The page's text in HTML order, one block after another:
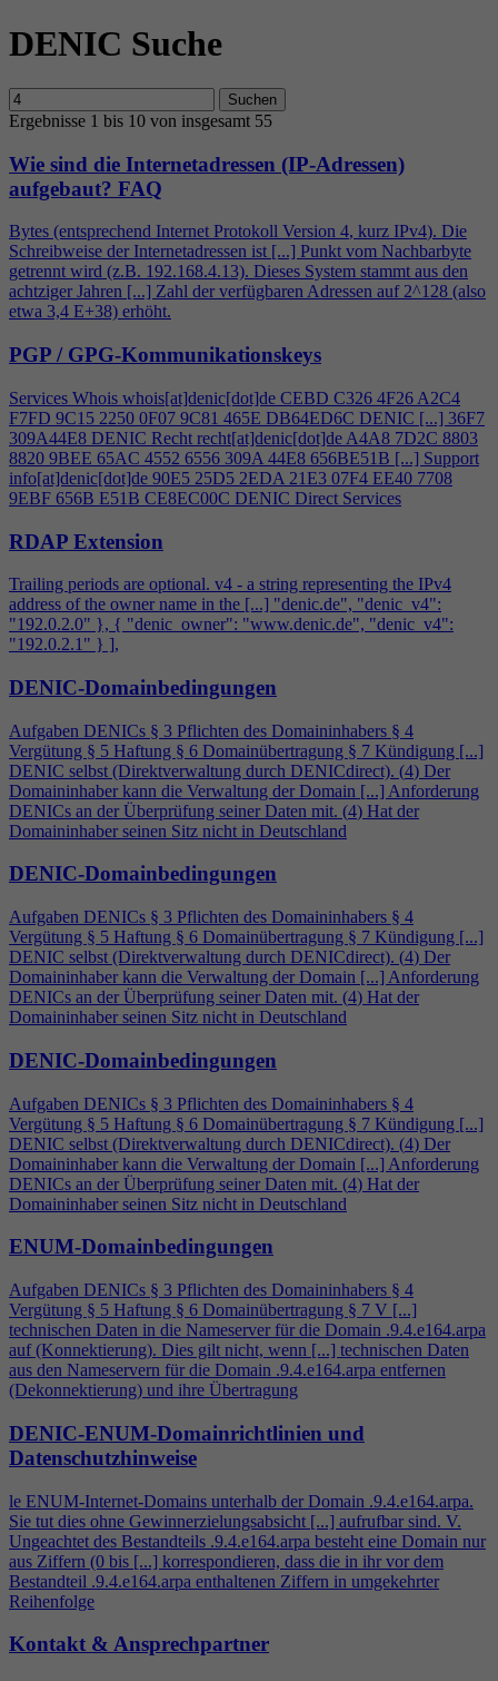
DENIC Suche
Suchen
Ergebnisse 1 bis 10 von insgesamt 55
Wie sind die Internetadressen (IP-Adressen)
aufgebaut? FAQ
Bytes (entsprechend Internet Protokoll Version 4, kurz IPv4). Die
Schreibweise der Internetadressen ist [...] Punkt vom Nachbarbyte
getrennt wird (z.B. 192.168.4.13). Dieses System stammt aus den
achtziger Jahren [...] Zahl der verfügbaren Adressen auf 2^128 (also
etwa 3,4 E+38) erhöht.
PGP / GPG-Kommunikationskeys
Services Whois whois[at]denic[dot]de CEBD C326 4F26 A2C4
F7FD 9C15 2250 0F07 9C81 465E DB64ED6C DENIC [...] 36F7
309A44E8 DENIC Recht recht[at]denic[dot]de A4A8 7D2C 8803
8820 9BEE 65AC 4552 6556 309A 44E8 656BE51B [...] Support
info[at]denic[dot]de 90E5 25D5 2EDA 21E3 07F4 EE40 7708
9EBF 656B E51B CE8EC00C DENIC Direct Services
RDAP Extension
Trailing periods are optional. v4 - a string representing the IPv4
address of the owner name in the [...] "denic.de", "denic_v4":
"192.0.2.0" }, { "denic_owner": "www.denic.de", "denic_v4":
"192.0.2.1" } ],
DENIC-Domainbedingungen
Aufgaben DENICs § 3 Pflichten des Domaininhabers § 4
Vergütung § 5 Haftung § 6 Domainübertragung § 7 Kündigung [...]
DENIC selbst (Direktverwaltung durch DENICdirect). (4) Der
Domaininhaber kann die Verwaltung der Domain [...] Anforderung
DENICs an der Überprüfung seiner Daten mit. (4) Hat der
Domaininhaber seinen Sitz nicht in Deutschland
DENIC-Domainbedingungen
Aufgaben DENICs § 3 Pflichten des Domaininhabers § 4
Vergütung § 5 Haftung § 6 Domainübertragung § 7 Kündigung [...]
DENIC selbst (Direktverwaltung durch DENICdirect). (4) Der
Domaininhaber kann die Verwaltung der Domain [...] Anforderung
DENICs an der Überprüfung seiner Daten mit. (4) Hat der
Domaininhaber seinen Sitz nicht in Deutschland
DENIC-Domainbedingungen
Aufgaben DENICs § 3 Pflichten des Domaininhabers § 4
Vergütung § 5 Haftung § 6 Domainübertragung § 7 Kündigung [...]
DENIC selbst (Direktverwaltung durch DENICdirect). (4) Der
Domaininhaber kann die Verwaltung der Domain [...] Anforderung
DENICs an der Überprüfung seiner Daten mit. (4) Hat der
Domaininhaber seinen Sitz nicht in Deutschland
ENUM-Domainbedingungen
Aufgaben DENICs § 3 Pflichten des Domaininhabers § 4
Vergütung § 5 Haftung § 6 Domainübertragung § 7 V [...]
technischen Daten in die Nameserver für die Domain .9.4.e164.arpa
auf (Konnektierung). Dies gilt nicht, wenn [...] technischen Daten
aus den Nameservern für die Domain .9.4.e164.arpa entfernen
(Dekonnektierung) und ihre Übertragung
DENIC-ENUM-Domainrichtlinien und
Datenschutzhinweise
le ENUM-Internet-Domains unterhalb der Domain .9.4.e164.arpa.
Sie tut dies ohne Gewinnerzielungsabsicht [...] aufrufbar sind. V.
Ungeachtet des Bestandteils .9.4.e164.arpa besteht eine Domain nur
aus Ziffern (0 bis [...] korrespondieren, dass die in ihr vor dem
Bestandteil .9.4.e164.arpa enthaltenen Ziffern in umgekehrter
Reihenfolge
Kontakt & Ansprechpartner